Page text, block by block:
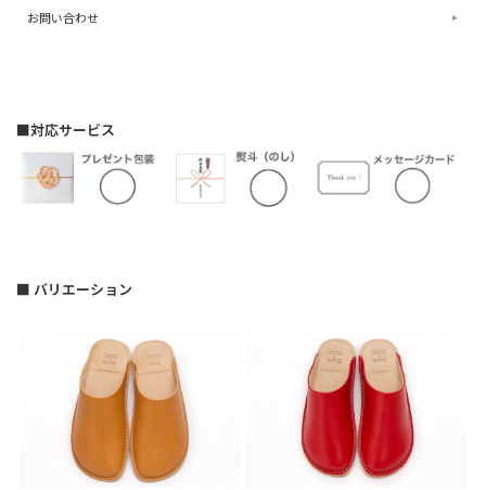
お問い合わせ
■対応サービス
■ バリエーション